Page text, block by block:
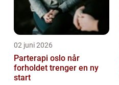
02 juni 2026
Parterapi oslo når
forholdet trenger en ny
start